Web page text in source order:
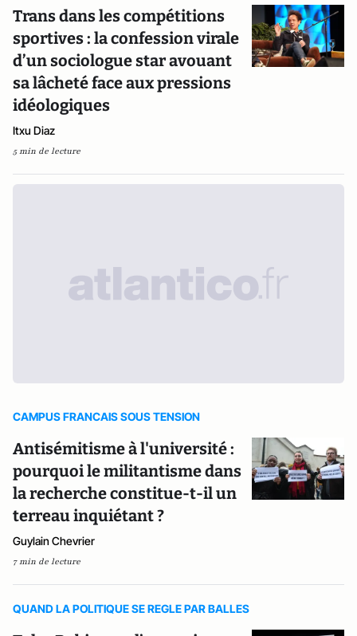
Trans dans les compétitions
sportives : la confession virale
d’un sociologue star avouant
sa lâcheté face aux pressions
idéologiques
Itxu Diaz
5 min de lecture
CAMPUS FRANCAIS SOUS TENSION
Antisémitisme à l'université :
pourquoi le militantisme dans
la recherche constitue-t-il un
terreau inquiétant ?
Guylain Chevrier
7 min de lecture
QUAND LA POLITIQUE SE REGLE PAR BALLES